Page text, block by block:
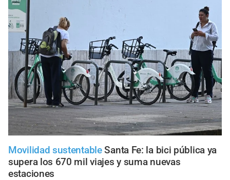
Movilidad sustentable Santa Fe: la bici pública ya
supera los 670 mil viajes y suma nuevas
estaciones